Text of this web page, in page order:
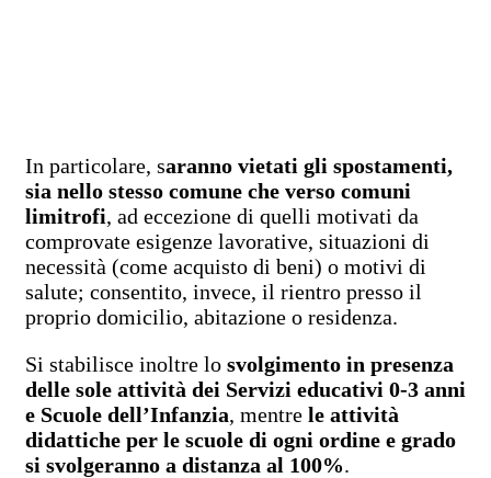
In particolare, saranno vietati gli spostamenti,
sia nello stesso comune che verso comuni
limitrofi, ad eccezione di quelli motivati da
comprovate esigenze lavorative, situazioni di
necessità (come acquisto di beni) o motivi di
salute; consentito, invece, il rientro presso il
proprio domicilio, abitazione o residenza.
Si stabilisce inoltre lo svolgimento in presenza
delle sole attività dei Servizi educativi 0-3 anni
e Scuole dell’Infanzia, mentre le attività
didattiche per le scuole di ogni ordine e grado
si svolgeranno a distanza al 100%.